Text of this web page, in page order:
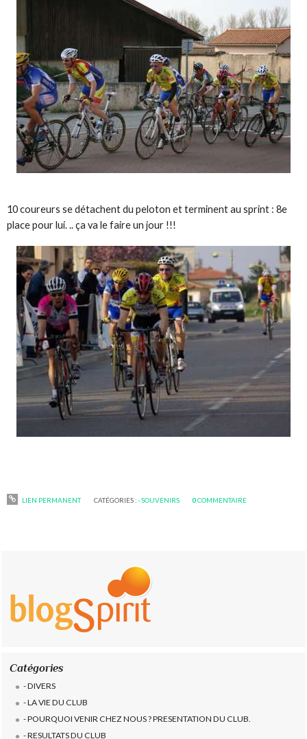
Catégories
- DIVERS
- LA VIE DU CLUB
- POURQUOI VENIR CHEZ NOUS ? PRESENTATION DU CLUB.
- RESULTATS DU CLUB
10 coureurs se détachent du peloton et terminent au sprint : 8e
place pour lui. .. ça va le faire un jour !!!
LIEN PERMANENT CATÉGORIES :- SOUVENIRS 0COMMENTAIRE